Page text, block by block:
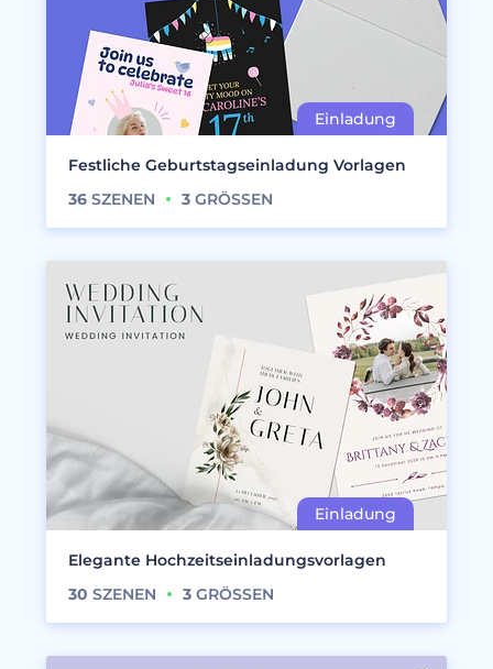
Festliche Geburtstagseinladung Vorlagen
36 SZENEN 3 GRÖSSEN
Elegante Hochzeitseinladungsvorlagen
30 SZENEN 3 GRÖSSEN